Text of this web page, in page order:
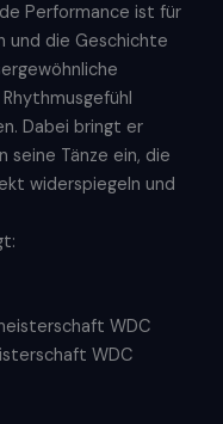
Performance ist für
und die Geschichte
Dabei bringt er
Tänze ein, die
widerspiegeln und
WDC
WDC